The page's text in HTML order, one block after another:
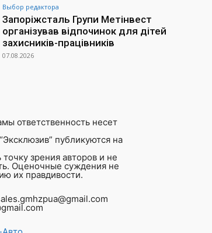
Выбор редактора
Запоріжсталь Групи Метінвест
організував відпочинок для дітей
захисників-працівників
07.08.2026
ответственность несет
публикуются на
зрения авторов и не
Оценочные суждения не
их правдивости.